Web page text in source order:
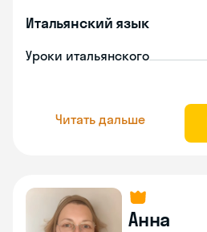
Итальянский язык
Уроки итальянского
Читать дальше
Анна